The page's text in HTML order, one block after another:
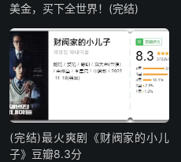
美金，买下全世界！(完结)
(完结)最火爽剧《财阀家的小儿
子》豆瓣8.3分